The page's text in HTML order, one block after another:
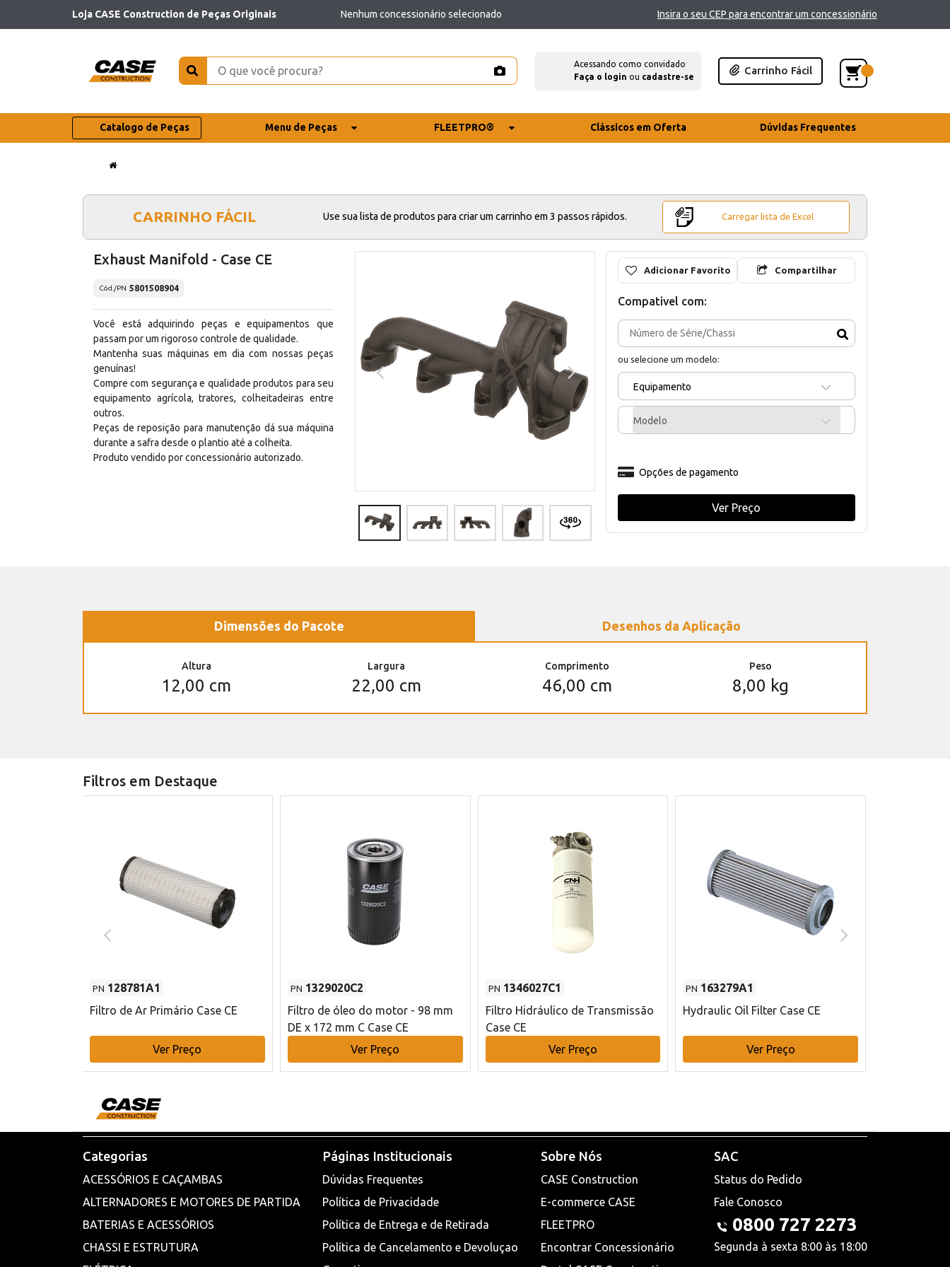
Loja CASE Construction de Peças Originais Nenhum concessionário selecionado Insira o seu CEP para encontrar um concessionário
Acessando como convidado
Faça o login ou cadastre-se
Carrinho Fácil
Catalogo de Peças Menu de Peças FLEETPRO® Clássicos em Oferta Dúvidas Frequentes
CARRINHO FÁCIL Use sua lista de produtos para criar um carrinho em 3 passos rápidos. Carregar lista de Excel
Exhaust Manifold - Case CE
Cód./PN 5801508904
Você está adquirindo peças e equipamentos que
passam por um rigoroso controle de qualidade.
Mantenha suas máquinas em dia com nossas peças
genuínas!
Compre com segurança e qualidade produtos para seu
equipamento agrícola, tratores, colheitadeiras entre
outros.
Peças de reposição para manutenção dá sua máquina
durante a safra desde o plantio até a colheita.
Produto vendido por concessionário autorizado.
Adicionar Favorito Compartilhar
Compativel com:
ou selecione um modelo:
Equipamento
Modelo
Opções de pagamento
Ver Preço
Dimensões do Pacote Desenhos da Aplicação
Altura
12,00 cm
Largura
22,00 cm
Comprimento
46,00 cm
Peso
8,00 kg
Filtros em Destaque
PN 128781A1
Filtro de Ar Primário Case CE
Ver Preço
PN 1329020C2
Filtro de óleo do motor - 98 mm
DE x 172 mm C Case CE
Ver Preço
PN 1346027C1
Filtro Hidráulico de Transmissão
Case CE
Ver Preço
PN 163279A1
Hydraulic Oil Filter Case CE
Ver Preço
Categorias
ACESSÓRIOS E CAÇAMBAS
ALTERNADORES E MOTORES DE PARTIDA
BATERIAS E ACESSÓRIOS
CHASSI E ESTRUTURA
Páginas Institucionais
Dúvidas Frequentes
Política de Privacidade
Política de Entrega e de Retirada
Política de Cancelamento e Devoluçao
Sobre Nós
CASE Construction
E-commerce CASE
FLEETPRO
Encontrar Concessionário
SAC
Status do Pedido
Fale Conosco
0800 727 2273
Segunda à sexta 8:00 às 18:00